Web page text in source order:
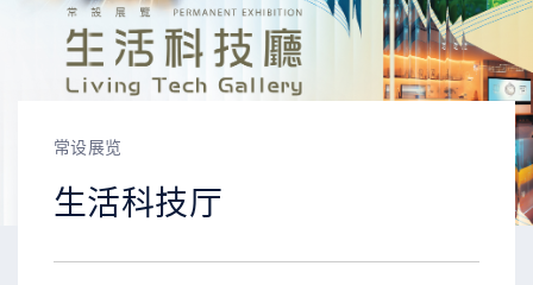
常设展览
生活科技厅